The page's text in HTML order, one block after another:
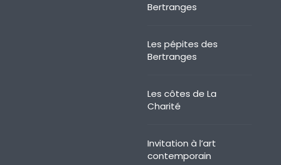
Bertranges
Les pépites des
Bertranges
Les côtes de La
Charité
Invitation à l’art
contemporain